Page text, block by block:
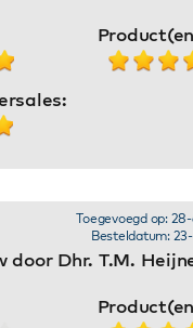
door Dhr. T.M.
Toegevoegd op:
Besteldatum: